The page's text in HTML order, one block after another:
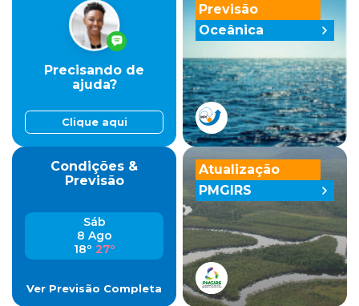
Previsão
Oceânica
Precisando de
ajuda?
Clique aqui
Condições &
Previsão
Sáb
8 Ago
18º 27º
Ver Previsão Completa
Atualização
PMGIRS